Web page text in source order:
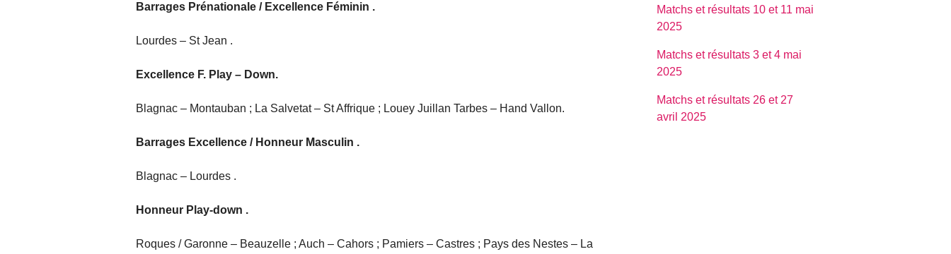
Barrages Prénationale / Excellence Féminin .
Lourdes – St Jean .
Excellence F. Play – Down.
Blagnac – Montauban ; La Salvetat – St Affrique ; Louey Juillan Tarbes – Hand Vallon.
Barrages Excellence / Honneur Masculin .
Blagnac – Lourdes .
Honneur Play-down .
Roques / Garonne – Beauzelle ; Auch – Cahors ; Pamiers – Castres ; Pays des Nestes – La
Matchs et résultats 10 et 11 mai
2025
Matchs et résultats 3 et 4 mai
2025
Matchs et résultats 26 et 27
avril 2025